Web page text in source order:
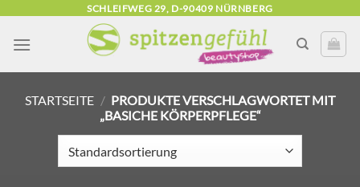
springen
SCHLEIFWEG 29, D-90409 NÜRNBERG
STARTSEITE / PRODUKTE VERSCHLAGWORTET MIT
„BASICHE KÖRPERPFLEGE“